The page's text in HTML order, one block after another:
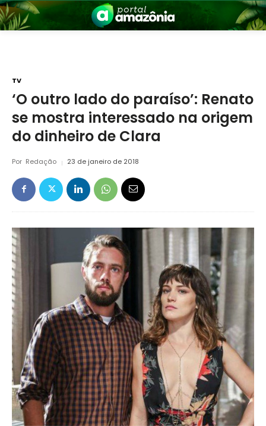
Amazônia
TV
‘O outro lado do paraíso’: Renato
se mostra interessado na origem
do dinheiro de Clara
Por Redação 23 de janeiro de 2018